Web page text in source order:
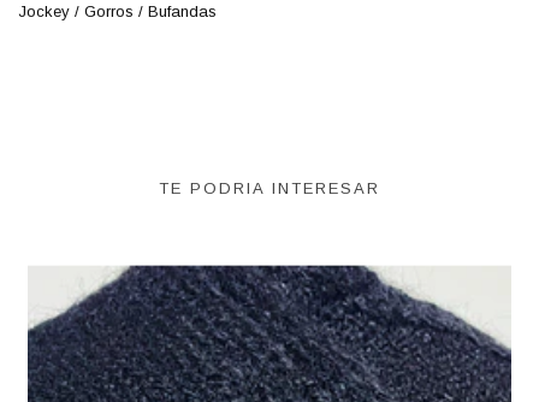
Jockey / Gorros / Bufandas
TE PODRIA INTERESAR